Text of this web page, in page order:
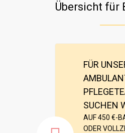
Übersicht für
FÜR
SUCHEN
AUF 450 €-
ODER